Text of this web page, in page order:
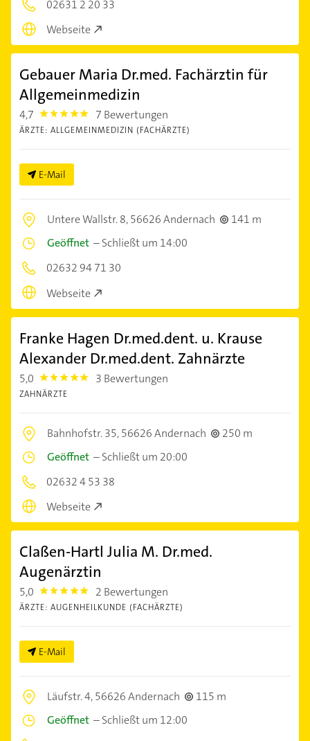
02631 2 20 33
Webseite
Gebauer Maria Dr.med. Fachärztin für
Allgemeinmedizin
4,7 4.7000003 7 Bewertungen
ÄRZTE: ALLGEMEINMEDIZIN (FACHÄRZTE)
E-Mail
Untere Wallstr. 8,56626 Andernach
141 m
Geöffnet –Schließt um 14:00
02632 94 71 30
Webseite
Franke Hagen Dr.med.dent. u. Krause
Alexander Dr.med.dent. Zahnärzte
5,0 5.0 3 Bewertungen
ZAHNÄRZTE
Bahnhofstr. 35,56626 Andernach
250 m
Geöffnet –Schließt um 20:00
02632 4 53 38
Webseite
Claßen-Hartl Julia M. Dr.med.
Augenärztin
5,0 5.0 2 Bewertungen
ÄRZTE: AUGENHEILKUNDE (FACHÄRZTE)
E-Mail
Läufstr. 4,56626 Andernach
115 m
Geöffnet –Schließt um 12:00